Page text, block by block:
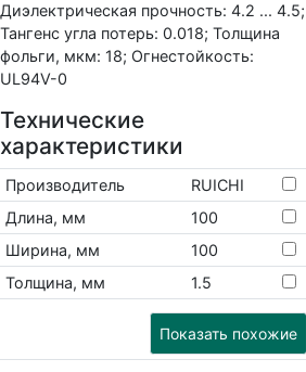
Диэлектрическая прочность: 4.2 ... 4.5;
Тангенс угла потерь: 0.018; Толщина
фольги, мкм: 18; Огнестойкость:
UL94V-0
Технические
характеристики
Производитель
RUICHI
Длина, мм
100
Ширина, мм
100
Толщина, мм
1.5
Показать похожие